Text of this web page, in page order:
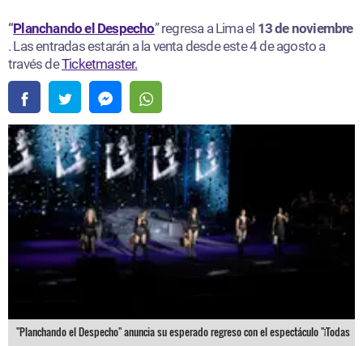
“Planchando el Despecho” regresa a Lima el 13 de noviembre
. Las entradas estarán a la venta desde este 4 de agosto a
través deTicketmaster.
"Planchando el Despecho" anuncia su esperado regreso con el espectáculo "¡Todas